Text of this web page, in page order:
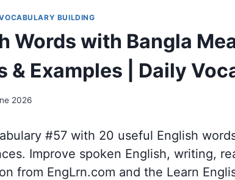
BUILDING
Words with Bangla
& Examples | Daily
2026
#57 with 20 useful English
Improve spoken English, writing,
from EngLrn.com and the Learn